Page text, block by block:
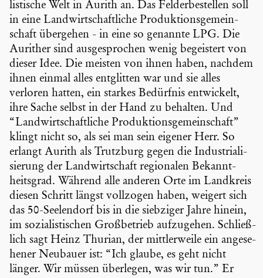
lis­ti­sche Welt in Aurith an. Das Felder­be­stellen soll
in eine Landwirt­schaft­liche Produk­ti­ons­ge­mein­
schaft übergehen - in eine so genannte LPG. Die
Aurither sind ausge­spro­chen wenig begeis­tert von
dieser Idee. Die meisten von ihnen haben, nachdem
ihnen einmal alles entglitten war und sie alles
verloren hatten, ein starkes Bedürfnis entwi­ckelt,
ihre Sache selbst in der Hand zu behalten. Und
“Landwirt­schaft­liche Produk­ti­ons­ge­mein­schaft”
klingt nicht so, als sei man sein eigener Herr. So
erlangt Aurith als Trutzburg gegen die Indus­tria­li­
sie­rung der Landwirt­schaft regio­nalen Bekannt­
heits­grad. Während alle anderen Orte im Landkreis
diesen Schritt längst vollzogen haben, weigert sich
das 50-Seelendorf bis in die siebziger Jahre hinein,
im sozia­lis­ti­schen Großbe­trieb aufzu­gehen. Schließ­
lich sagt Heinz Thurian, der mittler­weile ein angese­
hener Neubauer ist: “Ich glaube, es geht nicht
länger. Wir müssen überlegen, was wir tun.” Er